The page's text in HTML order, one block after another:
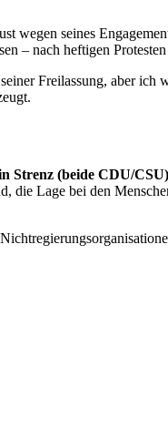
wegen seines
– nach heftigen
Freilassung, aber ich
Strenz (beide CDU/
die Lage bei den